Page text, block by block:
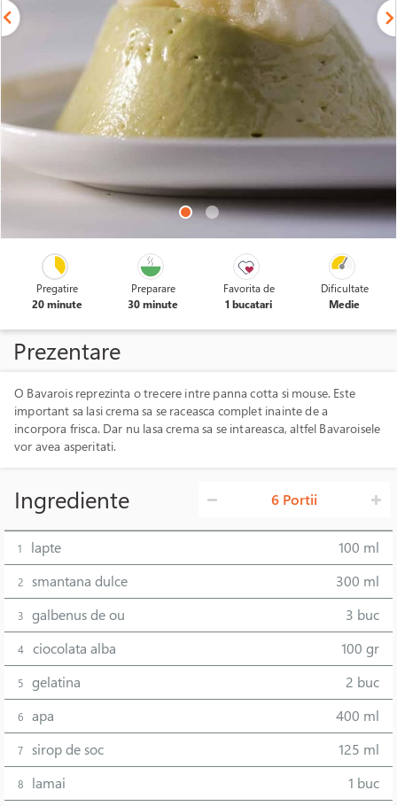
Pregatire
20 minute
Preparare
30 minute
Favorita de
1 bucatari
Dificultate
Medie
Prezentare
O Bavarois reprezinta o trecere intre panna cotta si mouse. Este
important sa lasi crema sa se raceasca complet inainte de a
incorpora frisca. Dar nu lasa crema sa se intareasca, altfel Bavaroisele
vor avea asperitati.
Ingrediente 6 Portii
1 lapte 100 ml
2 smantana dulce 300 ml
3 galbenus de ou 3 buc
4 ciocolata alba 100 gr
5 gelatina 2 buc
6 apa 400 ml
7 sirop de soc 125 ml
8 lamai 1 buc